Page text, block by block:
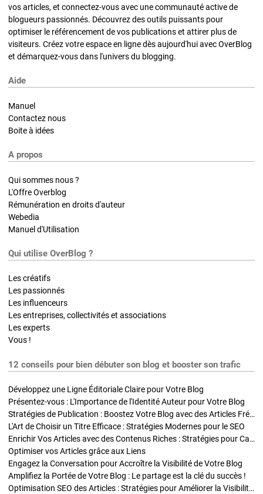
vos articles, et connectez-vous avec une communauté active de
blogueurs passionnés. Découvrez des outils puissants pour
optimiser le référencement de vos publications et attirer plus de
visiteurs. Créez votre espace en ligne dès aujourd'hui avec OverBlog
et démarquez-vous dans l'univers du blogging.
Aide
Manuel
Contactez nous
Boite à idées
A propos
Qui sommes nous ?
L'Offre Overblog
Rémunération en droits d'auteur
Webedia
Manuel d'Utilisation
Qui utilise OverBlog ?
Les créatifs
Les passionnés
Les influenceurs
Les entreprises, collectivités et associations
Les experts
Vous !
12 conseils pour bien débuter son blog et booster son trafic
Développez une Ligne Éditoriale Claire pour Votre Blog
Présentez-vous : L'Importance de l'Identité Auteur pour Votre Blog
Stratégies de Publication : Boostez Votre Blog avec des Articles Fréquents et Exclusifs
L'Art de Choisir un Titre Efficace : Stratégies Modernes pour le SEO
Enrichir Vos Articles avec des Contenus Riches : Stratégies pour Captiver et Optimiser
Optimiser vos Articles grâce aux Liens
Engagez la Conversation pour Accroître la Visibilité de Votre Blog
Amplifiez la Portée de Votre Blog : Le partage est la clé du succès !
Optimisation SEO des Articles : Stratégies pour Améliorer la Visibilité de Votre Blog